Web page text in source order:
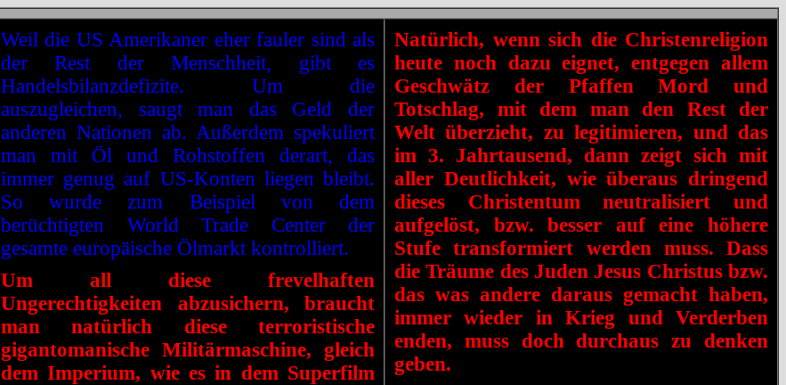
Weil die US Amerikaner eher fauler sind als
der Rest der Menschheit, gibt es
Handelsbilanzdefizite. Um die
auszugleichen, saugt man das Geld der
anderen Nationen ab. Außerdem spekuliert
man mit Öl und Rohstoffen derart, das
immer genug auf US-Konten liegen bleibt.
So wurde zum Beispiel von dem
berüchtigten World Trade Center der
gesamte europäische Ölmarkt kontrolliert.
Um all diese frevelhaften
Ungerechtigkeiten abzusichern, braucht
man natürlich diese terroristische
gigantomanische Militärmaschine, gleich
dem Imperium, wie es in dem Superfilm
Natürlich, wenn sich die Christenreligion
heute noch dazu eignet, entgegen allem
Geschwätz der Pfaffen Mord und
Totschlag, mit dem man den Rest der
Welt überzieht, zu legitimieren, und das
im 3. Jahrtausend, dann zeigt sich mit
aller Deutlichkeit, wie überaus dringend
dieses Christentum neutralisiert und
aufgelöst, bzw. besser auf eine höhere
Stufe transformiert werden muss. Dass
die Träume des Juden Jesus Christus bzw.
das was andere daraus gemacht haben,
immer wieder in Krieg und Verderben
enden, muss doch durchaus zu denken
geben.